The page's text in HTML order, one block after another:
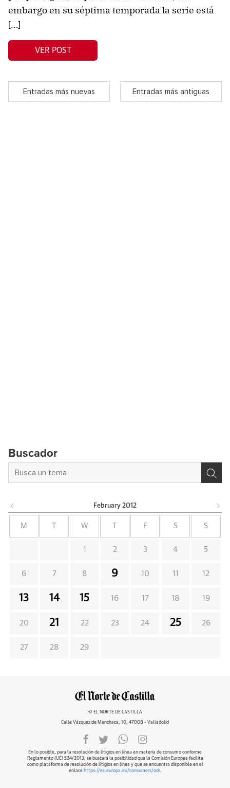
embargo en su séptima temporada la serie está
[…]
VER POST
Entradas más nuevas Entradas más antiguas
Buscador
February 2012
M W F S S
1 2 3 4 5
6 7 8 9 10 11 12
13 14 15 16 17 18 19
20 21 22 23 24 25 26
27 28 29
© EL NORTE DE CASTILLA
Calle Vázquez de Menchaca, 10, 47008 - Valladolid
En lo posible, para la resolución de litigios en línea en materia de consumo conforme
Reglamento (UE) 524/2013, se buscará la posibilidad que la Comisión Europea facilita
como plataforma de resolución de litigios en línea y que se encuentra disponible en el
enlace https://ec.europa.eu/consumers/odr.